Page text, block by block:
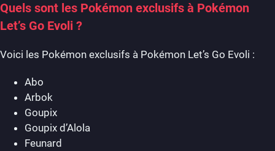
Quels sont les Pokémon exclusifs à Pokémon
Let’s Go Evoli ?
Voici les Pokémon exclusifs à Pokémon Let’s Go Evoli :
Abo
Arbok
Goupix
Goupix d’Alola
Feunard